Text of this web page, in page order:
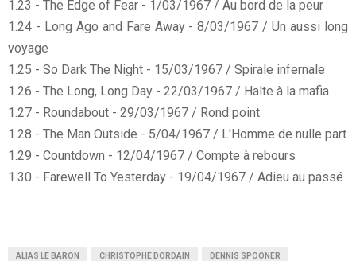
1.23 - The Edge of Fear - 1/03/1967 / Au bord de la peur
1.24 - Long Ago and Fare Away - 8/03/1967 / Un aussi long
voyage
1.25 - So Dark The Night - 15/03/1967 / Spirale infernale
1.26 - The Long, Long Day - 22/03/1967 / Halte à la mafia
1.27 - Roundabout - 29/03/1967 / Rond point
1.28 - The Man Outside - 5/04/1967 / L'Homme de nulle part
1.29 - Countdown - 12/04/1967 / Compte à rebours
1.30 - Farewell To Yesterday - 19/04/1967 / Adieu au passé
ALIAS LE BARON CHRISTOPHE DORDAIN DENNIS SPOONER